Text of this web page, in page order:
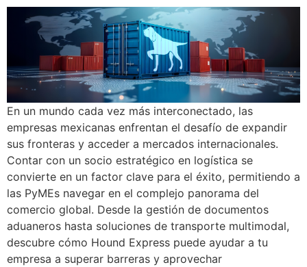
En un mundo cada vez más interconectado, las
empresas mexicanas enfrentan el desafío de expandir
sus fronteras y acceder a mercados internacionales.
Contar con un socio estratégico en logística se
convierte en un factor clave para el éxito, permitiendo a
las PyMEs navegar en el complejo panorama del
comercio global. Desde la gestión de documentos
aduaneros hasta soluciones de transporte multimodal,
descubre cómo Hound Express puede ayudar a tu
empresa a superar barreras y aprovechar